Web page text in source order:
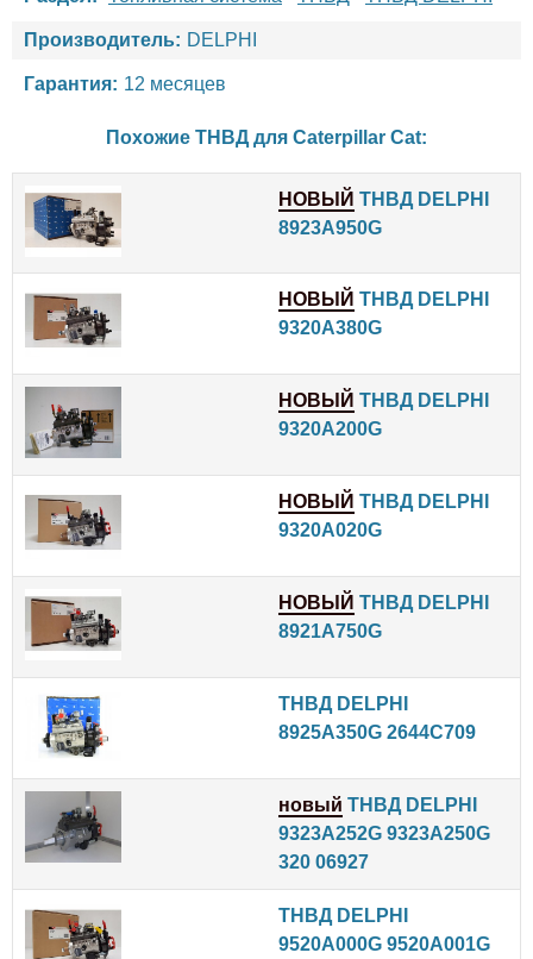
Производитель: DELPHI
Гарантия: 12 месяцев
Похожие ТНВД для Caterpillar Cat:
НОВЫЙ ТНВД DELPHI
8923A950G
НОВЫЙ ТНВД DELPHI
9320A380G
НОВЫЙ ТНВД DELPHI
9320A200G
НОВЫЙ ТНВД DELPHI
9320A020G
НОВЫЙ ТНВД DELPHI
8921A750G
ТНВД DELPHI
8925A350G 2644C709
новый ТНВД DELPHI
9323A252G 9323A250G
320 06927
ТНВД DELPHI
9520A000G 9520A001G